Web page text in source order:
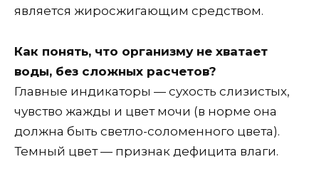
является жиросжигающим средством.
Как понять, что организму не хватает
воды, без сложных расчетов?
Главные индикаторы — сухость слизистых,
чувство жажды и цвет мочи (в норме она
должна быть светло-соломенного цвета).
Темный цвет — признак дефицита влаги.